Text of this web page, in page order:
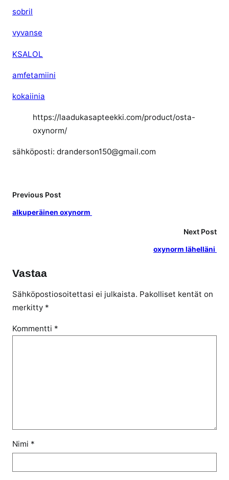
sobril
vyvanse
KSALOL
amfetamiini
kokaiinia
https://laadukasapteekki.com/product/osta-
oxynorm/
sähköposti: dranderson150@gmail.com
Previous Post
alkuperäinen oxynorm
Next Post
oxynorm lähelläni
Vastaa
Sähköpostiosoitettasi ei julkaista. Pakolliset kentät on
merkitty *
Kommentti *
Nimi *